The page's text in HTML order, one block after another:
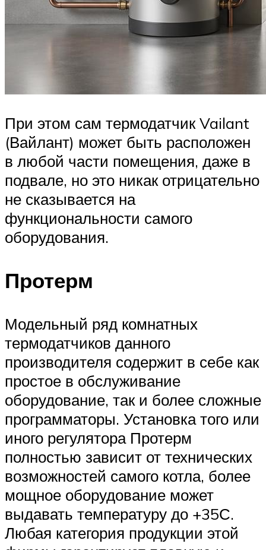
При этом сам термодатчик Vailant
(Вайлант) может быть расположен
в любой части помещения, даже в
подвале, но это никак отрицательно
не сказывается на
функциональности самого
оборудования.
Протерм
Модельный ряд комнатных
термодатчиков данного
производителя содержит в себе как
простое в обслуживание
оборудование, так и более сложные
программаторы. Установка того или
иного регулятора Протерм
полностью зависит от технических
возможностей самого котла, более
мощное оборудование может
выдавать температуру до +35С.
Любая категория продукции этой